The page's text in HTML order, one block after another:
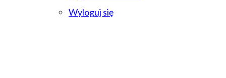
Wyloguj się